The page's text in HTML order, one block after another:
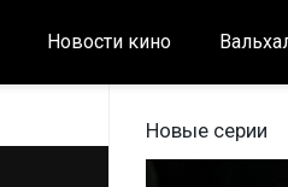
Новости кино
Новые серии